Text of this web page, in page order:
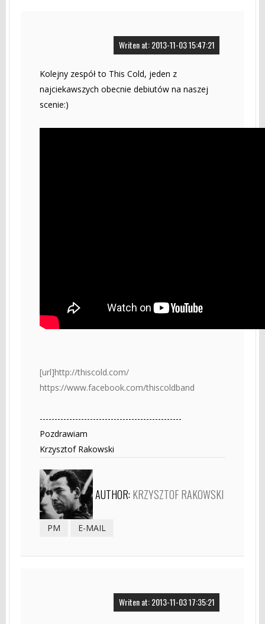
Writen at: 2013-11-03 15:47:21
Kolejny zespół to This Cold, jeden z
najciekawszych obecnie debiutów na naszej
scenie:)
[url]http://thiscold.com/
https://www.facebook.com/thiscoldband
------------------------------------------------
Pozdrawiam
Krzysztof Rakowski
AUTHOR: KRZYSZTOF RAKOWSKI
PM E-MAIL
Writen at: 2013-11-03 17:35:21